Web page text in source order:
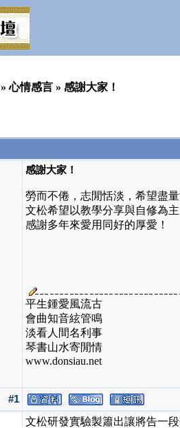
»心情感言 » 感謝大家！
感謝大家！
勞而不倦，志閒恬淡，希望盡
文松希望以教學分享與自修為
感謝多年來愛用同好的厚愛！
平生鍾愛風流古
會曲知音絃管鳴
淡看人間名利事
琴書山水寄閒情
www.donsiau.net
#1
文松研發實驗製簫出讓將告一